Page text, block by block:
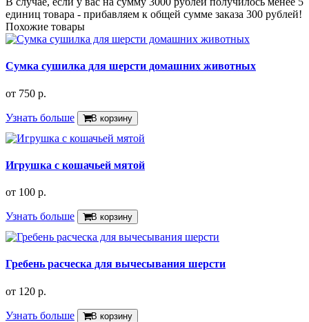
единиц товара - прибавляем к общей сумме заказа 300 рублей!
Похожие товары
Сумка сушилка для шерсти домашних животных
от 750 р.
Узнать больше В корзину
Игрушка с кошачьей мятой
от 100 р.
Узнать больше В корзину
Гребень расческа для вычесывания шерсти
от 120 р.
Узнать больше В корзину